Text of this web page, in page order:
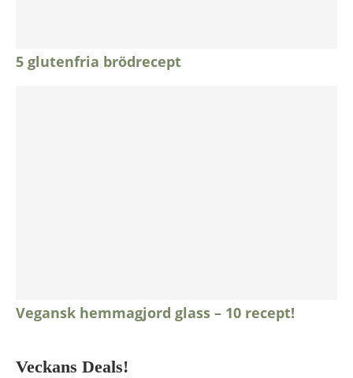
5 glutenfria brödrecept
Vegansk hemmagjord glass – 10 recept!
Veckans Deals!